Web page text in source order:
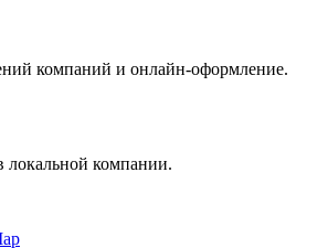
компаний и онлайн-оформление.
локальной компании.